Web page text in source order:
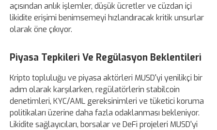
açısından anlık işlemler, düşük ücretler ve cüzdan içi
likidite erişimi benimsemeyi hızlandıracak kritik unsurlar
olarak öne çıkıyor.
Piyasa Tepkileri Ve Regülasyon Beklentileri
Kripto topluluğu ve piyasa aktörleri MUSD'yi yenilikçi bir
adım olarak karşılarken, regülatörlerin stabilcoin
denetimleri, KYC/AML gereksinimleri ve tüketici koruma
politikaları üzerine daha fazla odaklanması bekleniyor.
Likidite sağlayıcıları, borsalar ve DeFi projeleri MUSD'yi